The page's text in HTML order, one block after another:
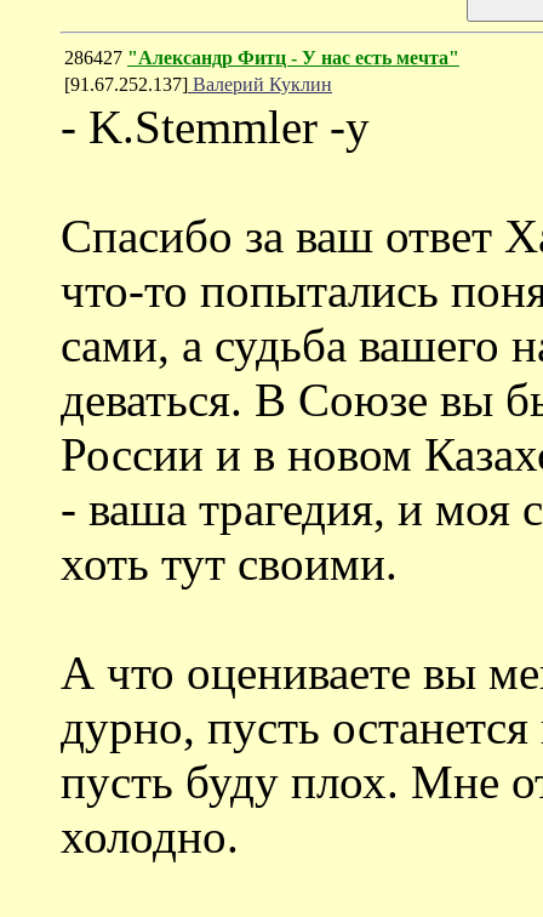
286427 "Александр Фитц - У нас есть мечта"
[91.67.252.137] Валерий Куклин
- K.Stemmler -у
Спасибо за ваш ответ
что-то попытались
сами, а судьба вашего
деваться. В Союзе вы
России и в новом
- ваша трагедия, и моя
хоть тут своими.
А что оцениваете вы
дурно, пусть
пусть буду плох. Мне
холодно.